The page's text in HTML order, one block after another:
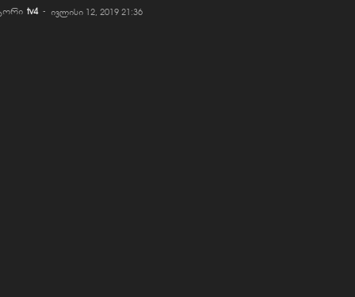
tv4 - ივლისი 12, 2019 21:36